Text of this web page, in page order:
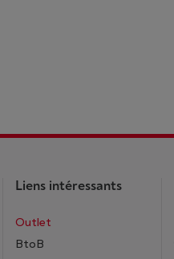
Liens intéressants
Outlet
BtoB